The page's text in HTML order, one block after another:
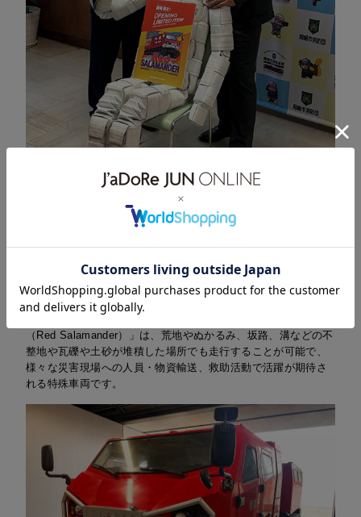
■レッドサラマンダーについて
近年、地震や豪雨といった自然災害における救助活動要請が多
くなり、その活動形態に応じて消防救助車両に求められる役割
も多様化しています。大型水陸両用車「レッドサラマンダー
（Red Salamander）」は、荒地やぬかるみ、坂路、溝などの不
整地や瓦礫や土砂が堆積した場所でも走行することが可能で、
様々な災害現場への人員・物資輸送、救助活動で活躍が期待さ
れる特殊車両です。